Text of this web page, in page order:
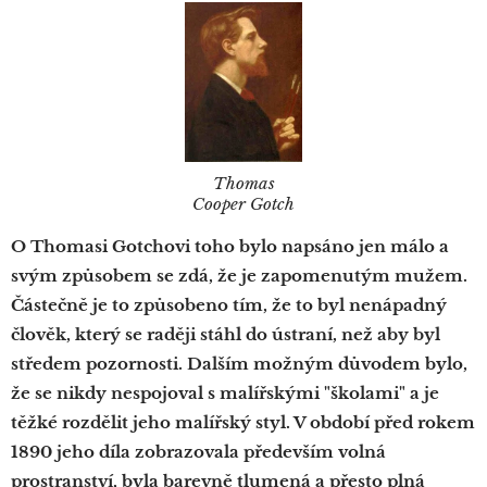
Thomas
Cooper Gotch
O Thomasi Gotchovi toho bylo napsáno jen málo a
svým způsobem se zdá, že je zapomenutým mužem.
Částečně je to způsobeno tím, že to byl nenápadný
člověk, který se raději stáhl do ústraní, než aby byl
středem pozornosti. Dalším možným důvodem bylo,
že se nikdy nespojoval s malířskými "školami" a je
těžké rozdělit jeho malířský styl. V období před rokem
1890 jeho díla zobrazovala především volná
prostranství, byla barevně tlumená a přesto plná